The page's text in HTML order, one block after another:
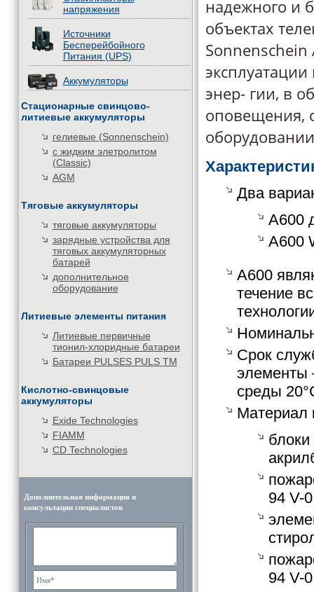
напряжения
Источники
Бесперейбойного
Питания (UPS)
Аккумуляторы
Стационарные свинцово-
литиевые аккумуляторы
гелиевые (Sonnenschein)
с жидким элетролитом
(Classic)
AGM
Тяговые аккумуляторы
тяговые аккумуляторы
зарядные устройства для
тяговых аккумуляторных
батарей
дополнительное
оборудование
Литиевые элементы питания
Литиевые первичные
тионил-хлоридные батареи
Батареи PULSES PULS TM
Кислотно-свинцовые
аккумуляторы
Exide Technologies
FIAMM
CD Technologies
Дополнительная информация и
консультации специалистов
надежного и
объектах
Sonnenschein
энер- гии, в
оповещения,
Два
A600
A600
А600
течение
Срок
элементы
среды
Материал
94 V-
94 V-